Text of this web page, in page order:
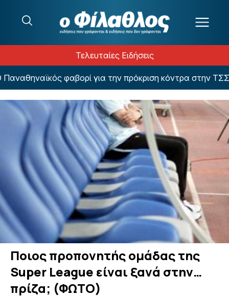
Τελευταίες Ειδήσεις
φαβορί για την πρόκριση κόντρα στην
Ποιος προπονητής ομάδας της
Super League είναι ξανά στην…
πρίζα; (ΦΩΤΟ)